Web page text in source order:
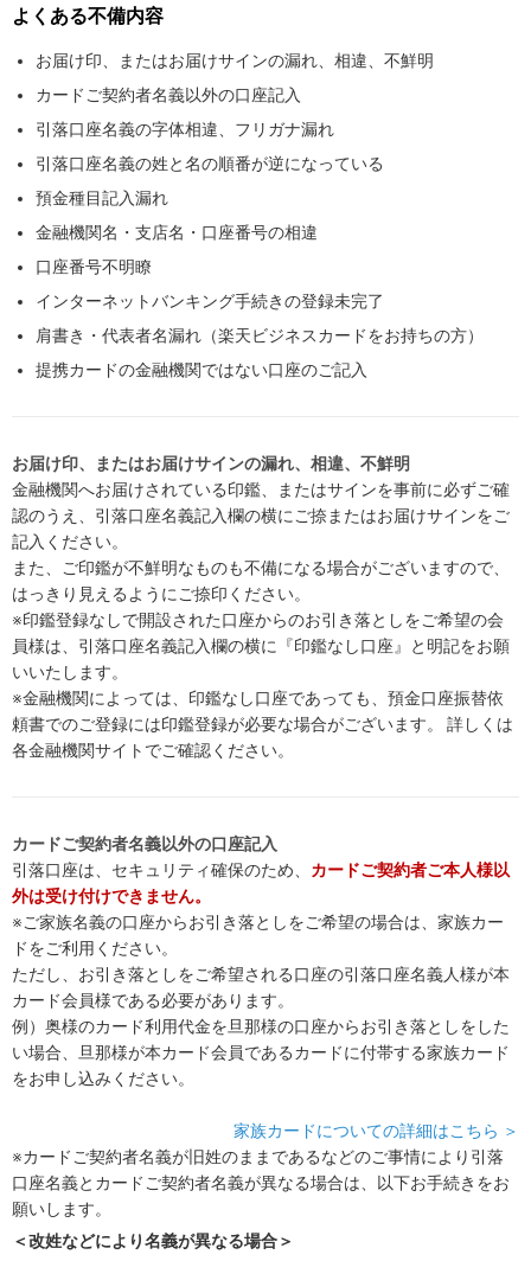
よくある不備内容
お届け印、またはお届けサインの漏れ、相違、不鮮明
カードご契約者名義以外の口座記入
引落口座名義の字体相違、フリガナ漏れ
引落口座名義の姓と名の順番が逆になっている
預金種目記入漏れ
金融機関名・支店名・口座番号の相違
口座番号不明瞭
インターネットバンキング手続きの登録未完了
肩書き・代表者名漏れ（楽天ビジネスカードをお持ちの方）
提携カードの金融機関ではない口座のご記入
お届け印、またはお届けサインの漏れ、相違、不鮮明
金融機関へお届けされている印鑑、またはサインを事前に必ずご確
認のうえ、引落口座名義記入欄の横にご捺またはお届けサインをご
記入ください。
また、ご印鑑が不鮮明なものも不備になる場合がございますので、
はっきり見えるようにご捺印ください。
※印鑑登録なしで開設された口座からのお引き落としをご希望の会
員様は、引落口座名義記入欄の横に『印鑑なし口座』と明記をお願
いいたします。
※金融機関によっては、印鑑なし口座であっても、預金口座振替依
頼書でのご登録には印鑑登録が必要な場合がございます。 詳しくは
各金融機関サイトでご確認ください。
カードご契約者名義以外の口座記入
引落口座は、セキュリティ確保のため、 カードご契約者ご本人様以
外は受け付けできません。
※ご家族名義の口座からお引き落としをご希望の場合は、家族カー
ドをご利用ください。
ただし、お引き落としをご希望される口座の引落口座名義人様が本
カード会員様である必要があります。
例）奥様のカード利用代金を旦那様の口座からお引き落としをした
い場合、旦那様が本カード会員であるカードに付帯する家族カード
をお申し込みください。
家族カードについての詳細はこちら ＞
※カードご契約者名義が旧姓のままであるなどのご事情により引落
口座名義とカードご契約者名義が異なる場合は、以下お手続きをお
願いします。
＜改姓などにより名義が異なる場合＞